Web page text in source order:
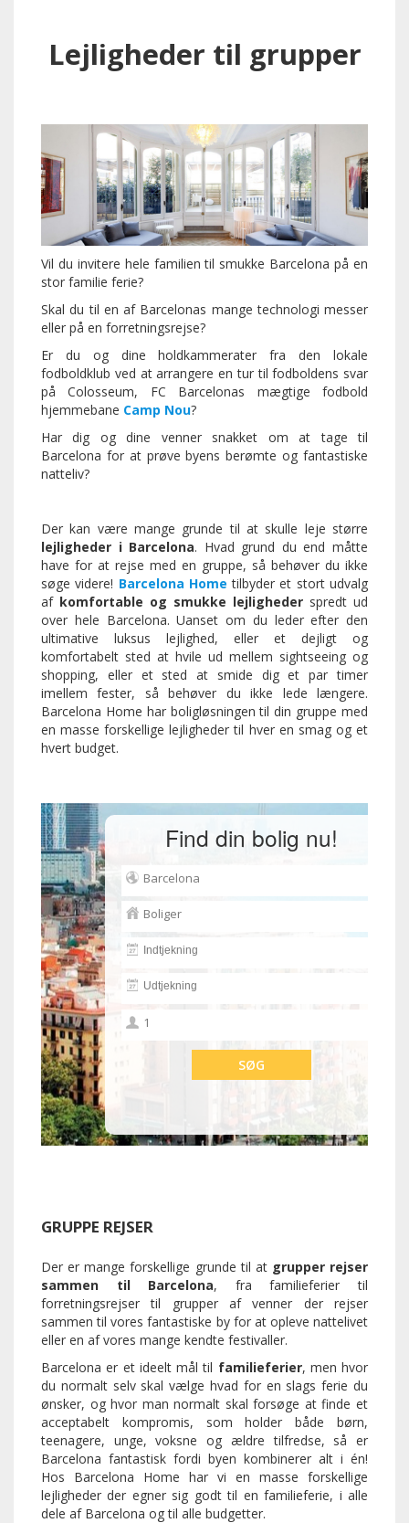
Lejligheder til grupper
Vil du invitere hele familien til smukke Barcelona på en
stor familie ferie?
Skal du til en af Barcelonas mange technologi messer
eller på en forretningsrejse?
Er du og dine holdkammerater fra den lokale
fodboldklub ved at arrangere en tur til fodboldens svar
på Colosseum, FC Barcelonas mægtige fodbold
hjemmebane Camp Nou?
Har dig og dine venner snakket om at tage til
Barcelona for at prøve byens berømte og fantastiske
natteliv?
Der kan være mange grunde til at skulle leje større
lejligheder i Barcelona. Hvad grund du end måtte
have for at rejse med en gruppe, så behøver du ikke
søge videre! Barcelona Home tilbyder et stort udvalg
af komfortable og smukke lejligheder spredt ud
over hele Barcelona. Uanset om du leder efter den
ultimative luksus lejlighed, eller et dejligt og
komfortabelt sted at hvile ud mellem sightseeing og
shopping, eller et sted at smide dig et par timer
imellem fester, så behøver du ikke lede længere.
Barcelona Home har boligløsningen til din gruppe med
en masse forskellige lejligheder til hver en smag og et
hvert budget.
Find din bolig nu!
GRUPPE REJSER
Der er mange forskellige grunde til at grupper rejser
sammen til Barcelona, fra familieferier til
forretningsrejser til grupper af venner der rejser
sammen til vores fantastiske by for at opleve nattelivet
eller en af vores mange kendte festivaller.
Barcelona er et ideelt mål til familieferier, men hvor
du normalt selv skal vælge hvad for en slags ferie du
ønsker, og hvor man normalt skal forsøge at finde et
acceptabelt kompromis, som holder både børn,
teenagere, unge, voksne og ældre tilfredse, så er
Barcelona fantastisk fordi byen kombinerer alt i én!
Hos Barcelona Home har vi en masse forskellige
lejligheder der egner sig godt til en familieferie, i alle
dele af Barcelona og til alle budgetter.